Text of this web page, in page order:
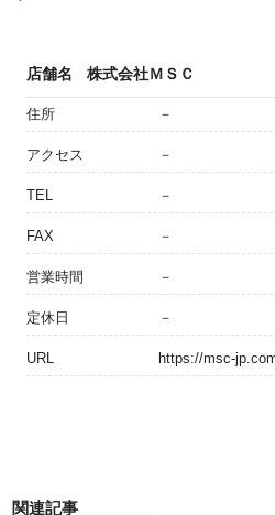
店舗名 株式会社ＭＳＣ
住所 －
アクセス －
TEL －
FAX －
営業時間 －
定休日 －
URL https://msc-
関連記事